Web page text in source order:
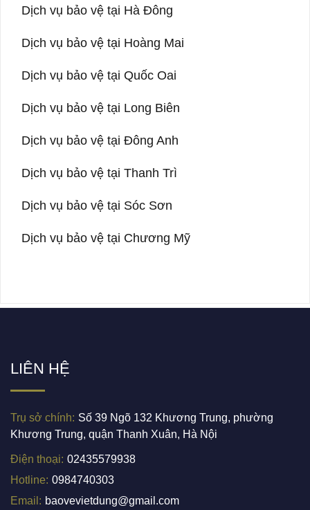
Dịch vụ bảo vệ tại Hà Đông
Dịch vụ bảo vệ tại Hoàng Mai
Dịch vụ bảo vệ tại Quốc Oai
Dịch vụ bảo vệ tại Long Biên
Dịch vụ bảo vệ tại Đông Anh
Dịch vụ bảo vệ tại Thanh Trì
Dịch vụ bảo vệ tại Sóc Sơn
Dịch vụ bảo vệ tại Chương Mỹ
LIÊN HỆ
Trụ sở chính: Số 39 Ngõ 132 Khương Trung, phường
Khương Trung, quận Thanh Xuân, Hà Nội
Điện thoại: 02435579938
Hotline: 0984740303
Email: baovevietdung@gmail.com